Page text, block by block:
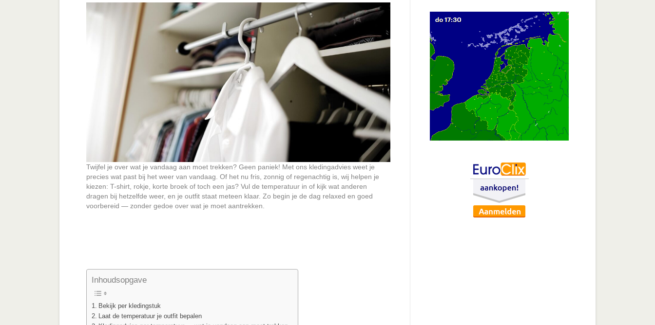
Twijfel je over wat je vandaag aan moet trekken? Geen paniek! Met ons kledingadvies weet je
precies wat past bij het weer van vandaag. Of het nu fris, zonnig of regenachtig is, wij helpen je
kiezen: T-shirt, rokje, korte broek of toch een jas? Vul de temperatuur in of kijk wat anderen
dragen bij hetzelfde weer, en je outfit staat meteen klaar. Zo begin je de dag relaxed en goed
voorbereid — zonder gedoe over wat je moet aantrekken.
Inhoudsopgave
Bekijk per kledingstuk
Laat de temperatuur je outfit bepalen